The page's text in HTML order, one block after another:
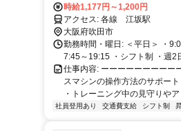
時給1,177円～1,200円
アクセス: 各線 江坂駅
大阪府吹田市
勤務時間・曜日: ＜平日＞ ・
7:45～19:15 ・シフト制 ・週2
仕事内容: ーーーーーーーーー
スマシンの操作方法のサポー
・トレーニング中の見守りや
社員登用あり 交通費支給 シフト制